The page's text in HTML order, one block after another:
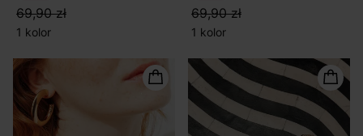
69,90 zł
1 kolor
69,90 zł
1 kolor